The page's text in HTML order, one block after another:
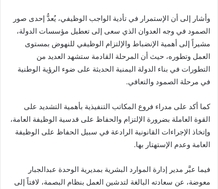
وأشار إلى أن الإستمرار في تأدية الواجب الوظيفي، يُعدُّ إحدى صور
الصمود في وجه العدوان الذي سعى إلى تعطيل مؤسسات الدولة،
مشيراً إلى أهمية الإنضباط والإلتزام الوظيفي للنهوض بمستوى
العمل وتطوره، حيث أن المرحلة القادمة ستشهد العديد من
التطورات في بناء الدولة اليمنية الحديثة على ضوء الرؤية الوطنية
في مرحلة الصمود والتعافي.
كما أكد على مدراء فروع المكاتب التنفيذية بأهمية التشديد على
القوة العاملة بضرورة الإلتزام والحفاظ على قدسية الوظيفة العامة،
وإتخاذ الإجراءات القانونية الرادعة في سبيل الحفاظ على الوظيفة
العامة وعدم الإستهتار بها.
فيما عبَّر مدير إدارة الموارد البشرية بمديرية الوحدة عبدالجبار
معوضة، عن سعادته البالغة لتدشين العمل بنظام البصمة، لافتاً إلى